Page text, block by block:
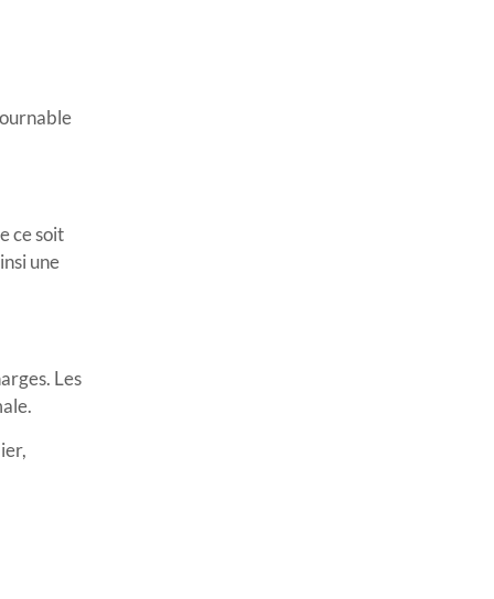
ce soit
une
Les